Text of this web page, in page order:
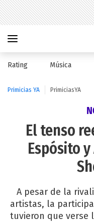
Rating Música
Primicias YA PrimiciasYA
El tenso
Espósito
A pesar de la
artistas, la
tuvieron que verse